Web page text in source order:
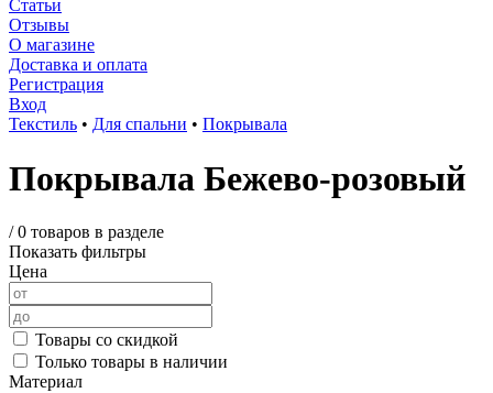
Статьи
Отзывы
О магазине
Доставка и оплата
Регистрация
Вход
Текстиль • Для спальни • Покрывала
Покрывала Бежево-розовый
/0 товаров в разделе
Показать фильтры
Цена
Товары со скидкой
Только товары в наличии
Материал